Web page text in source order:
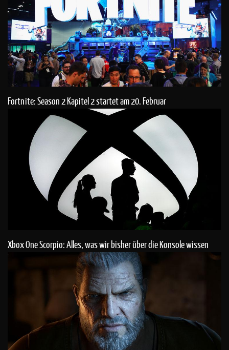
Fortnite: Season 2 Kapitel 2 startet am 20. Februar
Xbox One Scorpio: Alles, was wir bisher über die Konsole wissen